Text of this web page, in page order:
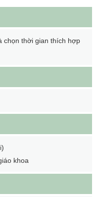
chọn thời gian thích hợp
khoa